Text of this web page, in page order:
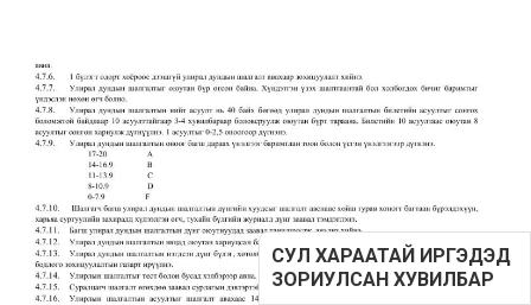
СУЛ ХАРААТАЙ ИРГЭДЭД
ЗОРИУЛСАН ХУВИЛБАР